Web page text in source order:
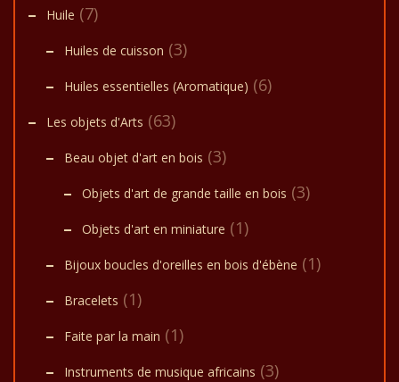
Huile (7)
Huiles de cuisson (3)
Huiles essentielles (Aromatique) (6)
Les objets d'Arts (63)
Beau objet d'art en bois (3)
Objets d'art de grande taille en bois (3)
Objets d'art en miniature (1)
Bijoux boucles d'oreilles en bois d'ébène (1)
Bracelets (1)
Faite par la main (1)
Instruments de musique africains (3)